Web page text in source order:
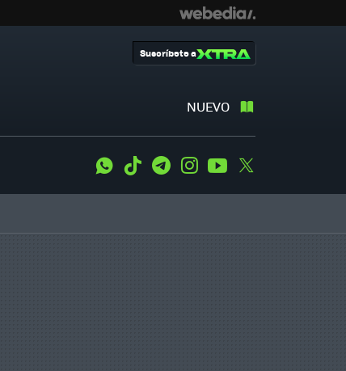
NUEVO
Suscríbete a
WhatsApp
Tiktok TelegramInstagramYoutube